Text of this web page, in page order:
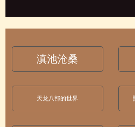
滇池沧桑
天龙八部的世界